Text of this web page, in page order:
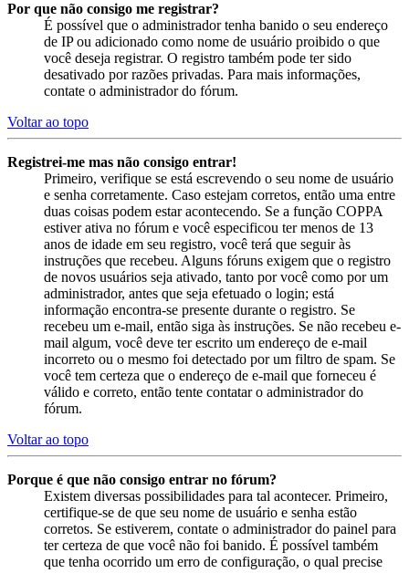
Por que não consigo me registrar?
É possível que o administrador tenha banido o seu endereço
de IP ou adicionado como nome de usuário proibido o que
você deseja registrar. O registro também pode ter sido
desativado por razões privadas. Para mais informações,
contate o administrador do fórum.
Voltar ao topo
Registrei-me mas não consigo entrar!
Primeiro, verifique se está escrevendo o seu nome de usuário
e senha corretamente. Caso estejam corretos, então uma entre
duas coisas podem estar acontecendo. Se a função COPPA
estiver ativa no fórum e você especificou ter menos de 13
anos de idade em seu registro, você terá que seguir às
instruções que recebeu. Alguns fóruns exigem que o registro
de novos usuários seja ativado, tanto por você como por um
administrador, antes que seja efetuado o login; está
informação encontra-se presente durante o registro. Se
recebeu um e-mail, então siga às instruções. Se não recebeu e-
mail algum, você deve ter escrito um endereço de e-mail
incorreto ou o mesmo foi detectado por um filtro de spam. Se
você tem certeza que o endereço de e-mail que forneceu é
válido e correto, então tente contatar o administrador do
fórum.
Voltar ao topo
Porque é que não consigo entrar no fórum?
Existem diversas possibilidades para tal acontecer. Primeiro,
certifique-se de que seu nome de usuário e senha estão
corretos. Se estiverem, contate o administrador do painel para
ter certeza de que você não foi banido. É possível também
que tenha ocorrido um erro de configuração, o qual precise